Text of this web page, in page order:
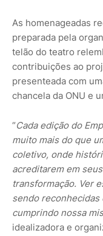
As homenageadas
preparada pela
telão do teatro
contribuições ao
presenteada com
chancela da ONU e
“Cada edição do
muito mais do que
coletivo, onde
acreditarem em
transformação. Ver
sendo reconhecidas
cumprindo nossa
idealizadora e